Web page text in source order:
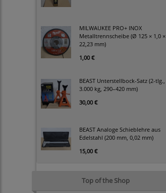
MILWAUKEE PRO+ INOX
Metalltrennscheibe (Ø 125 × 1,0 ×
22,23 mm)
1,00 €
BEAST Unterstellbock-Satz (2-tlg.,
3.000 kg, 290–420 mm)
30,00 €
BEAST Analoge Schieblehre aus
Edelstahl (200 mm, 0,02 mm)
15,00 €
Top of the Shop